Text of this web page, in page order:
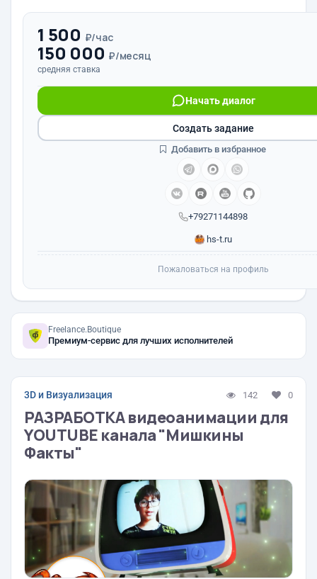
1 500 ₽/час
150 000 ₽/месяц
средняя ставка
+79271144898
Начать диалог
hs-t.ru
Создать задание
Добавить в избранное
Пожаловаться на профиль
Freelance.Boutique
Премиум-сервис для лучших исполнителей
3D и Визуализация 142 0
РАЗРАБОТКА видеоанимации для
YOUTUBE канала "Мишкины
Факты"